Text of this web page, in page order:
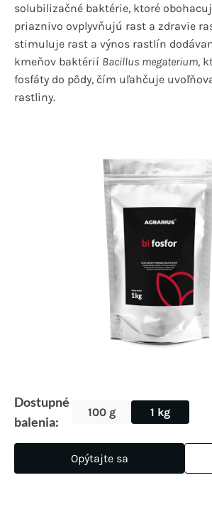
solubilizačné baktérie, ktoré
priaznivo ovplyvňujú rast a zdravie
stimuluje rast a výnos rastlín
kmeňov baktérií Bacillus megaterium,
fosfáty do pôdy, čím uľahčuje
rastliny.
Dostupné
balenia:
100 g 1 kg
Opýtajte sa